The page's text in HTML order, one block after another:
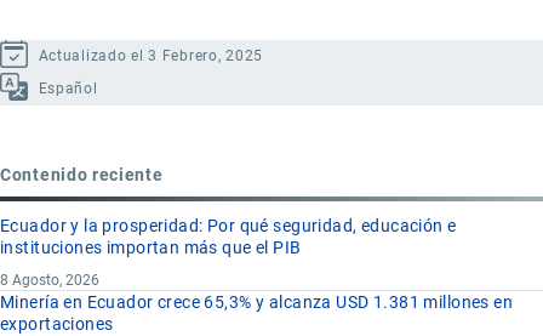
Actualizado el 3 Febrero, 2025
Español
Contenido reciente
Ecuador y la prosperidad: Por qué seguridad, educación e
instituciones importan más que el PIB
8 Agosto, 2026
Minería en Ecuador crece 65,3% y alcanza USD 1.381 millones en
exportaciones